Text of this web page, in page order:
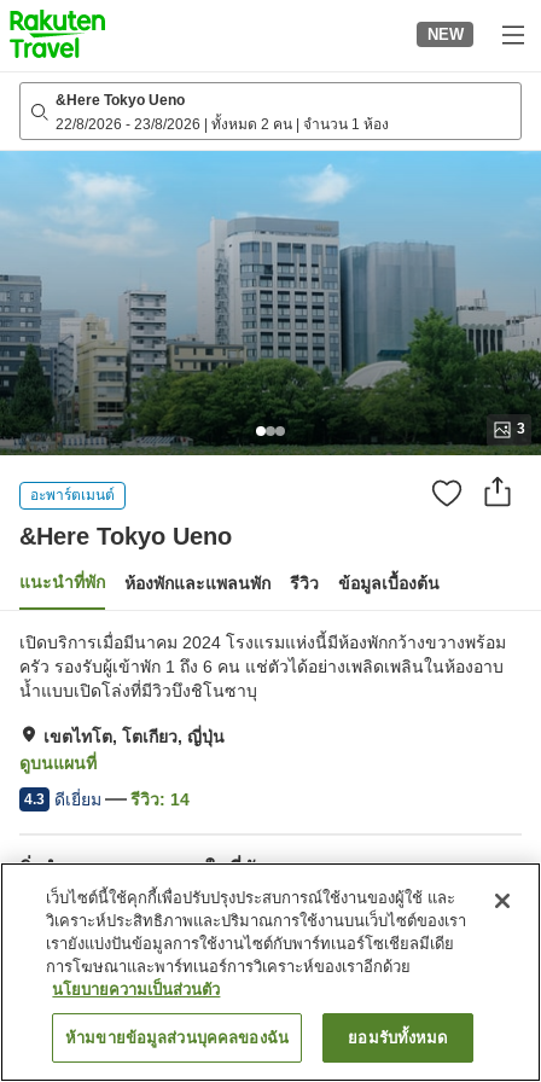
to
top
page
NEW
&Here Tokyo Ueno
22/8/2026 - 23/8/2026 ทั้งหมด 2 คน จำนวน 1 ห้อง
3
อะพาร์ตเมนต์
&Here Tokyo Ueno
แนะนำที่พัก ห้องพักและแพลนพัก รีวิว ข้อมูลเบื้องต้น
เปิดบริการเมื่อมีนาคม 2024 โรงแรมแห่งนี้มีห้องพักกว้างขวางพร้อม
ครัว รองรับผู้เข้าพัก 1 ถึง 6 คน แช่ตัวได้อย่างเพลิดเพลินในห้องอาบ
น้ำแบบเปิดโล่งที่มีวิวบึงชิโนซาบุ
เขตไทโต, โตเกียว, ญี่ปุ่น
ดูบนแผนที่
4.3 ดีเยี่ยม รีวิว: 14
สิ่งอำนวยความสะดวกในที่พัก
ที่จอดรถ
เลานจ์
ตู้จำหน่ายอัตโนมัติ
ห้องอาบน้ำเปิดโล่ง (มีบ่อน้ำพุ
ร้อน)
หน้าแรก ญี่ปุ่น โตเกียว เขตไทโต &Here Tokyo Ueno
ค้นหาห้องพัก
เว็บไซต์นี้ใช้คุกกี้เพื่อปรับปรุงประสบการณ์ใช้งานของผู้ใช้ และ
วิเคราะห์ประสิทธิภาพและปริมาณการใช้งานบนเว็บไซต์ของเรา
เรายังแบ่งปันข้อมูลการใช้งานไซต์กับพาร์ทเนอร์โซเชียลมีเดีย
การโฆษณาและพาร์ทเนอร์การวิเคราะห์ของเราอีกด้วย
นโยบายความเป็นส่วนตัว
ห้ามขายข้อมูลส่วนบุคคลของฉัน ยอมรับทั้งหมด